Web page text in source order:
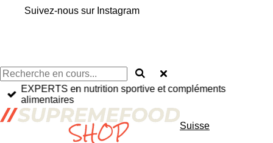
Suivez-nous sur Instagram
EXPERTS en nutrition sportive et compléments
alimentaires
Suisse